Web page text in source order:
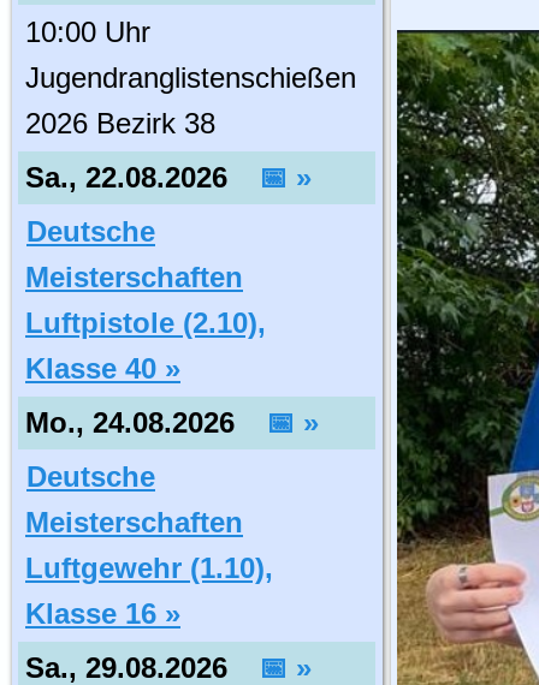
10:00 Uhr
Jugendranglistenschießen
2026 Bezirk 38
Sa., 22.08.2026
📅 »
Deutsche
Meisterschaften
Luftpistole (2.10),
Klasse 40 »
Mo., 24.08.2026
📅 »
Deutsche
Meisterschaften
Luftgewehr (1.10),
Klasse 16 »
Sa., 29.08.2026
📅 »